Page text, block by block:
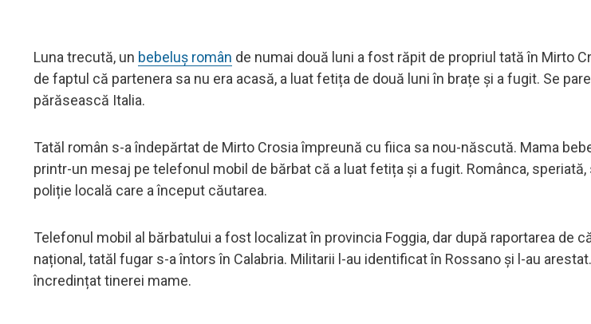
Luna trecută, un bebeluș român de numai două luni a fost răpit de propriul tată în Mirto
de faptul că partenera sa nu era acasă, a luat fetița de două luni în brațe și a fugit. Se
părăsească Italia.
Tatăl român s-a îndepărtat de Mirto Crosia împreună cu fiica sa nou-născută. Mama
printr-un mesaj pe telefonul mobil de bărbat că a luat fetița și a fugit. Românca,
poliție locală care a început căutarea.
Telefonul mobil al bărbatului a fost localizat în provincia Foggia, dar după raportarea de
național, tatăl fugar s-a întors în Calabria. Militarii l-au identificat în Rossano și l-au
încredințat tinerei mame.